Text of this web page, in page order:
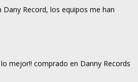
Record, los equipos me han
mejor!! comprado en Danny Records